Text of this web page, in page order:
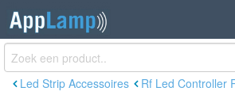
Enkelkleurige LED strip
12V-24V (LOS)
€18,95
Led Strip Accessoires Rf Led Controller